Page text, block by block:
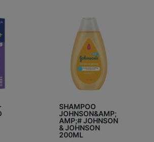
SHAMPOO
JOHNSON&AMP;
AMP;# JOHNSON
& JOHNSON
200ML